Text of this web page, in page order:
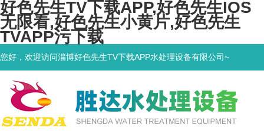
好色先生TV下载APP,好色先生IOS
无限看,好色先生小黄片,好色先生
TVAPP污下载
您好，欢迎访问淄博好色先生TV下载APP水处理设备有限公司~